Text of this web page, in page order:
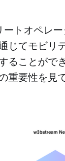
トオペレ
じてモビリ
ることがで
重要性を見